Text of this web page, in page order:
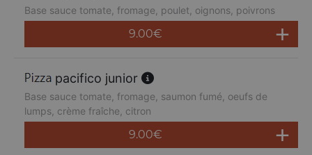
Base sauce tomate, fromage, poulet, oignons, poivrons
9.00€
pacifico junior
Base sauce tomate, fromage, saumon fumé, oeufs de
lumps, crème fraîche, citron
9.00€